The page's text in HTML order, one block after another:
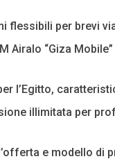
flessibili per brevi
Airalo “Giza
l’Egitto,
illimitata per
e modello di